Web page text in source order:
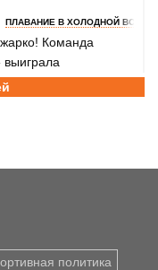
ПЛАВАНИЕ В ХОЛОДНОЙ ВОДЕ
Команда
2 на 2 стали команды
(фото)
политика